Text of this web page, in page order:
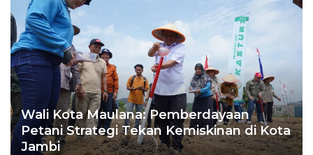
Wali Kota Maulana: Pemberdayaan
Petani Strategi Tekan Kemiskinan di Kota
Jambi